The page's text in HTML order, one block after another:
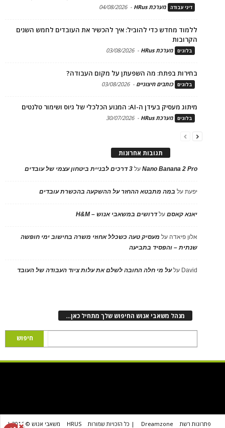
דיני עבודה מערכת HRus -
04/08/2026
ללמוד מחדש כדי להוביל: איך להכשיר את העובדים לחמש השנים
הקרובות
בלוגים מערכת HRus -
03/08/2026
בחירות בפתח: מה השפעתן על מקום העבודה?
בלוגים כותבים חיצוניים -
03/08/2026
מיתוג מעסיק בעידן ה-AI: המנוע הכלכלי של גיוס ושימור טלנטים
בלוגים מערכת HRus -
30/07/2026
תגובות אחרונות
Nano Banana 2 Proעל 3 דרכים לבניית ביטחון עצמי של עובדים
יפעתעל במה מתבטא ההחזר על ההשקעה בהכשרת עובדים
יאנא קאסםעלדרושים במשאבי אנוש – H&M
אלון פיאדה על מעסיק טעה כשכלל אחוזי משרה בחישוב ימי חופשה
שנתית – והפסיד בתביעה
David עלעל מי חלה החובה לשלם את עלות ציוד העבודה של העובד
מנהל משאבי אנוש החיפוש שלך מתחיל כאן…
פתרונות רשת Dreamzone | כל הזכויות שמורות HRUS משאבי אנוש © 2016 |